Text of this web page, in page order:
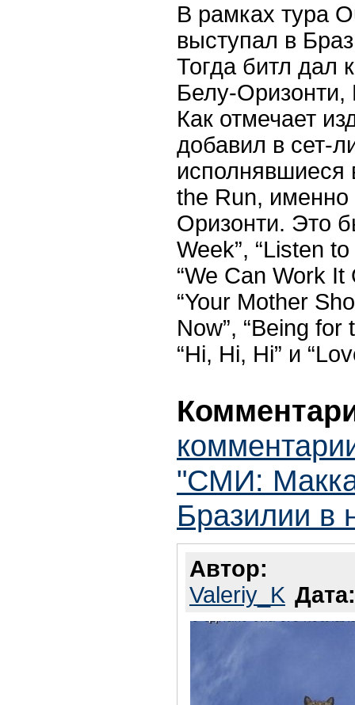
В рамках тура
выступал в
Тогда битл дал
Белу-Оризонти,
Как отмечает
добавил в сет-
исполнявшиеся
the Run,
Оризонти. Это
Week”, “Listen
“We Can Work It
“Your Mother
Now”, “Being for
“Hi, Hi, Hi” и
"СМИ:
Бразилии в
Автор:
Valeriy_K Дата: